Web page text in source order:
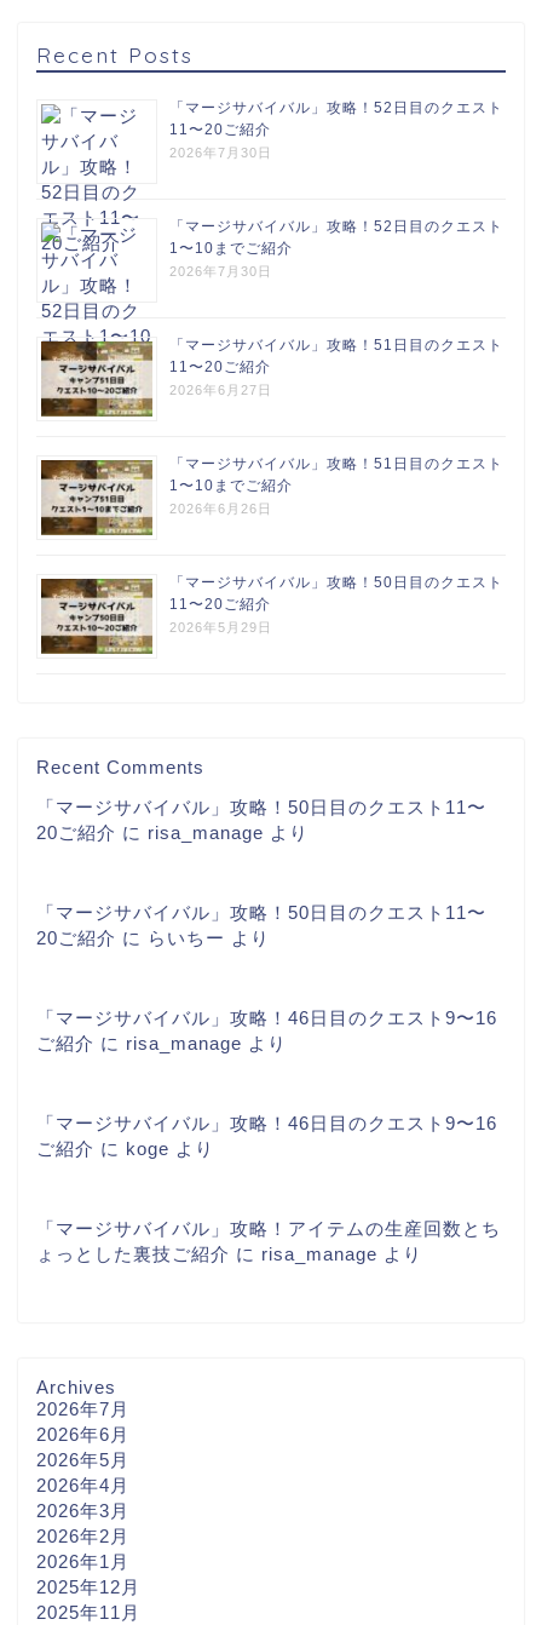
Recent Posts
「マージサバイバル」攻略！52日目のクエスト
11〜20ご紹介
2026年7月30日
「マージサバイバル」攻略！52日目のクエスト
1〜10までご紹介
2026年7月30日
「マージサバイバル」攻略！51日目のクエスト
11〜20ご紹介
2026年6月27日
「マージサバイバル」攻略！51日目のクエスト
1〜10までご紹介
2026年6月26日
「マージサバイバル」攻略！50日目のクエスト
11〜20ご紹介
2026年5月29日
Recent Comments
「マージサバイバル」攻略！50日目のクエスト11〜
20ご紹介 に risa_manage より
「マージサバイバル」攻略！50日目のクエスト11〜
20ご紹介 に らいちー より
「マージサバイバル」攻略！46日目のクエスト9〜16
ご紹介 に risa_manage より
「マージサバイバル」攻略！46日目のクエスト9〜16
ご紹介 に koge より
「マージサバイバル」攻略！アイテムの生産回数とち
ょっとした裏技ご紹介 に risa_manage より
Archives
2026年7月
2026年6月
2026年5月
2026年4月
2026年3月
2026年2月
2026年1月
2025年12月
2025年11月